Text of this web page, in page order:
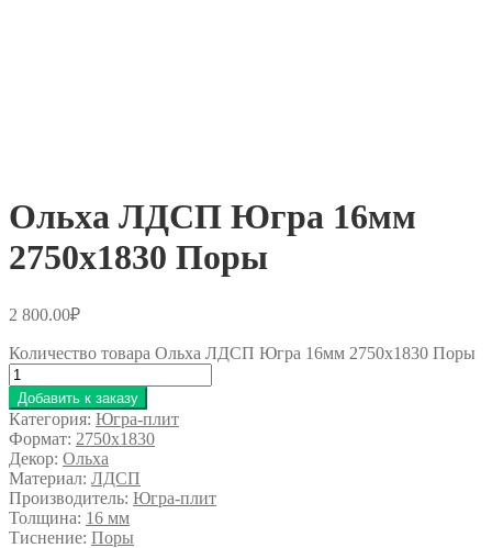
Ольха ЛДСП Югра 16мм
2750х1830 Поры
2 800.00₽
Количество товара Ольха ЛДСП Югра 16мм 2750х1830 Поры
Добавить к заказу
Категория: Югра-плит
Формат: 2750x1830
Декор: Ольха
Материал: ЛДСП
Производитель: Югра-плит
Толщина: 16 мм
Тиснение: Поры